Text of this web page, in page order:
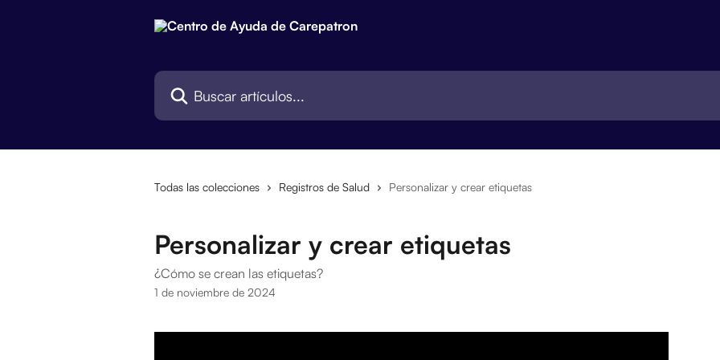
Buscar artículos...
Todas las colecciones Registros de Salud Personalizar y crear etiquetas
Personalizar y crear etiquetas
¿Cómo se crean las etiquetas?
1 de noviembre de 2024